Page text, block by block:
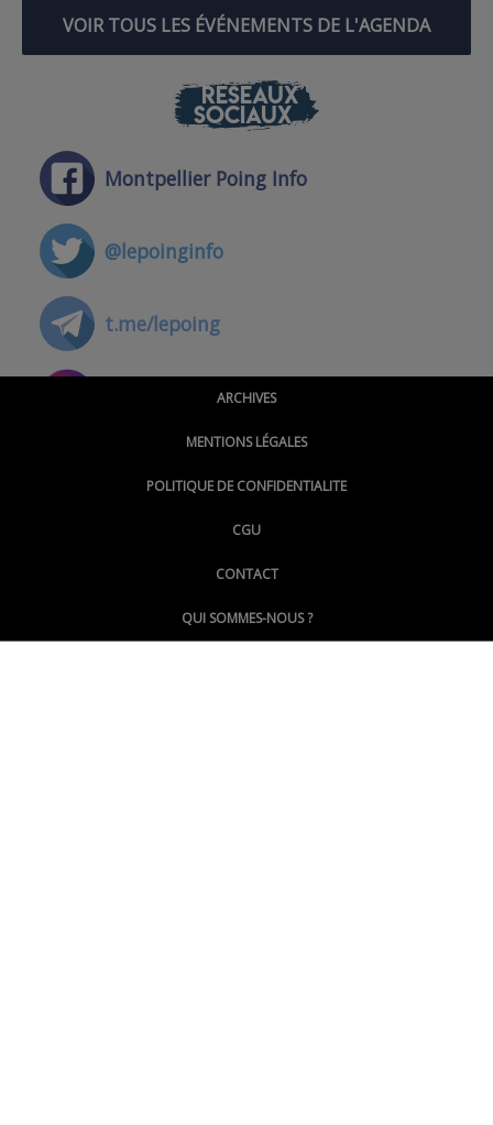
VOIR TOUS LES ÉVÉNEMENTS DE L'AGENDA
RÉSEAUX
SOCIAUX
Montpellier Poing Info
@lepoinginfo
t.me/lepoing
@montpellierpoinginfo
@LePoingMontpellier
ARCHIVES
MENTIONS LÉGALES
POLITIQUE DE CONFIDENTIALITE
CGU
CONTACT
QUI SOMMES-NOUS ?